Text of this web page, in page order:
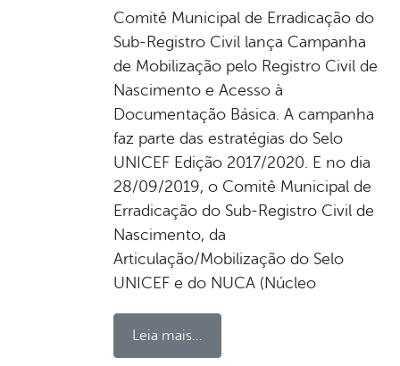
Comitê Municipal de Erradicação do
Sub-Registro Civil lança Campanha
de Mobilização pelo Registro Civil de
Nascimento e Acesso à
Documentação Básica. A campanha
faz parte das estratégias do Selo
UNICEF Edição 2017/2020. E no dia
28/09/2019, o Comitê Municipal de
Erradicação do Sub-Registro Civil de
Nascimento, da
Articulação/Mobilização do Selo
UNICEF e do NUCA (Núcleo
Leia mais...